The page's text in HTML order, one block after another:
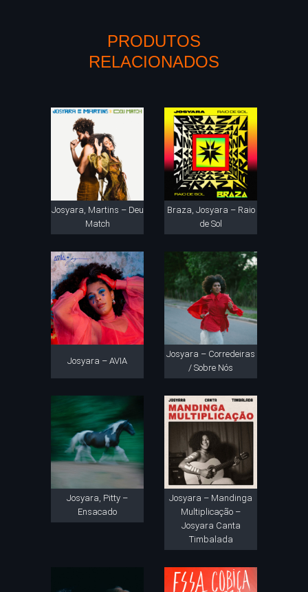
PRODUTOS
RELACIONADOS
Josyara, Martins – Deu
Match
Braza, Josyara – Raio
de Sol
Josyara – AVIA
Josyara – Corredeiras
/ Sobre Nós
Josyara, Pitty –
Ensacado
Josyara – Mandinga
Multiplicação –
Josyara Canta
Timbalada